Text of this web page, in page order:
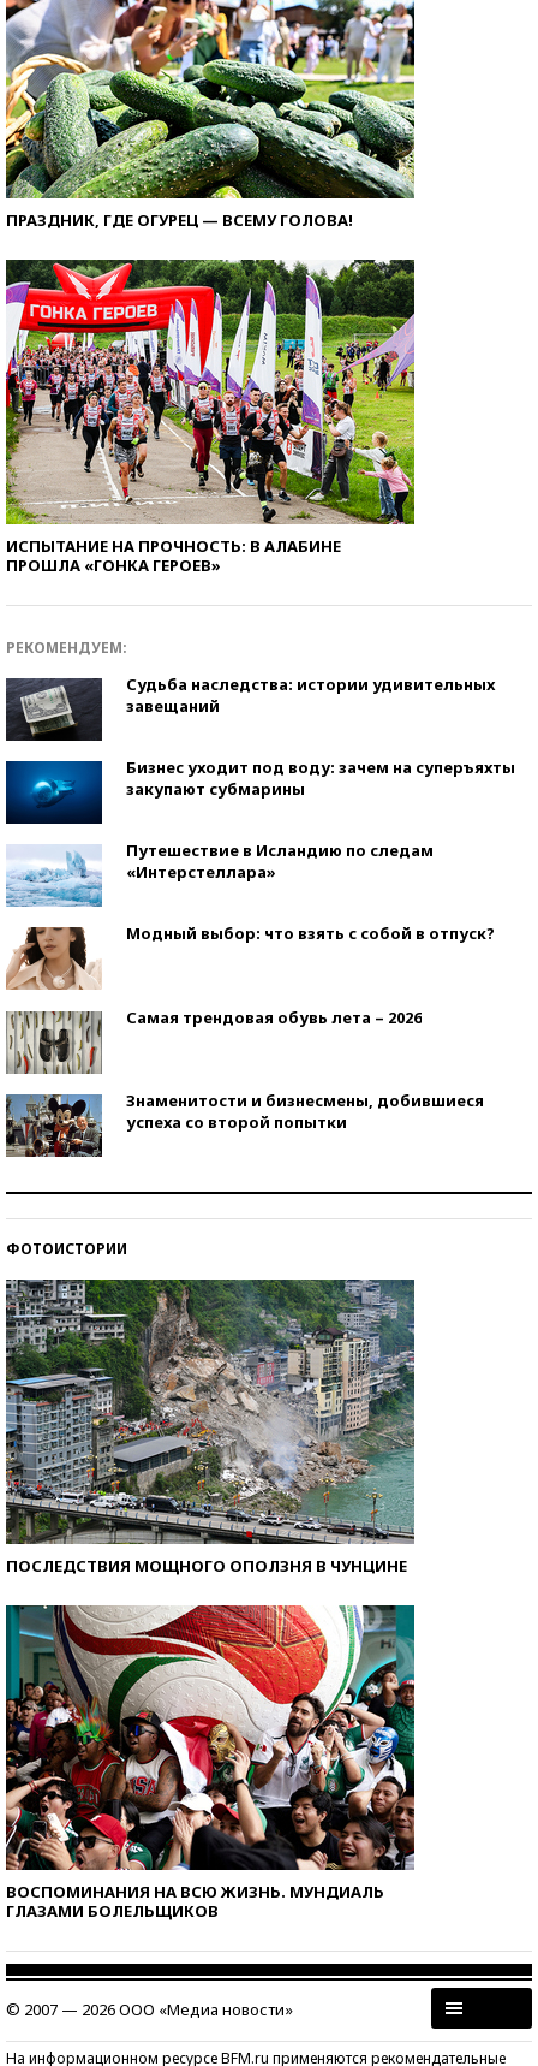
ПРАЗДНИК, ГДЕ ОГУРЕЦ — ВСЕМУ ГОЛОВА!
ИСПЫТАНИЕ НА ПРОЧНОСТЬ: В АЛАБИНЕ
ПРОШЛА «ГОНКА ГЕРОЕВ»
РЕКОМЕНДУЕМ:
Судьба наследства: истории удивительных
завещаний
Бизнес уходит под воду: зачем на суперъяхты
закупают субмарины
Путешествие в Исландию по следам
«Интерстеллара»
Модный выбор: что взять с собой в отпуск?
Самая трендовая обувь лета – 2026
Знаменитости и бизнесмены, добившиеся
успеха со второй попытки
ФОТОИСТОРИИ
ПОСЛЕДСТВИЯ МОЩНОГО ОПОЛЗНЯ В ЧУНЦИНЕ
ВОСПОМИНАНИЯ НА ВСЮ ЖИЗНЬ. МУНДИАЛЬ
ГЛАЗАМИ БОЛЕЛЬЩИКОВ
© 2007 — 2026 ООО «Медиа новости»
На информационном ресурсе BFM.ru применяются рекомендательные